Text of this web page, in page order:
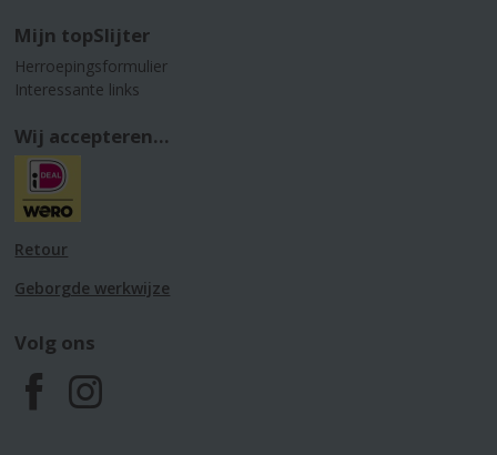
Mijn topSlijter
Herroepingsformulier
Interessante links
Wij accepteren...
Retour
Geborgde werkwijze
Volg ons
F
I